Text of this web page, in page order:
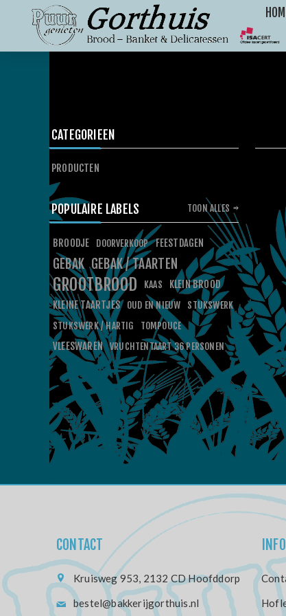
CATEGORIEEN
PRODUCTEN
POPULAIRE LABELS
BROODJE DOORVERKOOP FEESTDAGEN
GEBAK GEBAK / TAARTEN
GROOTBROOD KAAS
KLEIN BROOD
KLEINE TAARTJES
OUD EN NIEUW
STUKSWERK
STUKSWERK / HARTIG
TOMPOUCE
VLEESWAREN VRUCHTENTAART 36 PERSONEN
TOON ALLES
CONTACT
Kruisweg 953, 2132 CD Hoofddorp
bestel@bakkerijgorthuis.nl